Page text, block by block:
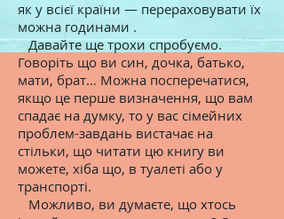
як у всієї країни — перераховувати їх
можна годинами .
Давайте ще трохи спробуємо.
Говоріть що ви син, дочка, батько,
мати, брат… Можна посперечатися,
якщо це перше визначення, що вам
спадає на думку, то у вас сімейних
проблем-завдань вистачає на
стільки, що читати цю книгу ви
можете, хіба що, в туалеті або у
транспорті.
Можливо, ви думаєте, що хтось